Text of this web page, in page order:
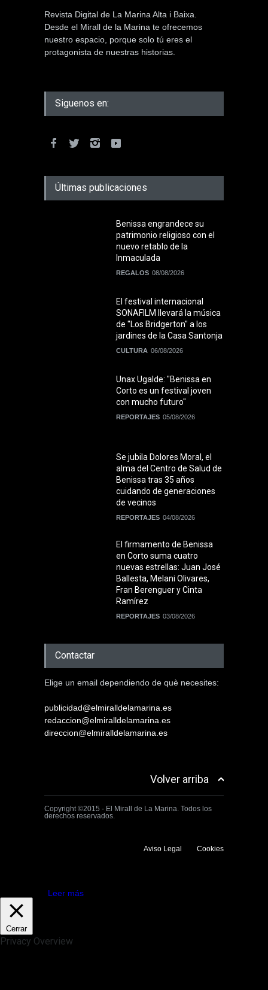
Revista Digital de La Marina Alta i Baixa.
Desde el Mirall de la Marina te ofrecemos
nuestro espacio, porque solo tú eres el
protagonista de nuestras historias.
Siguenos en:
Últimas publicaciones
Benissa engrandece su
patrimonio religioso con el
nuevo retablo de la
Inmaculada
REGALOS 08/08/2026
El festival internacional
SONAFILM llevará la música
de "Los Bridgerton" a los
jardines de la Casa Santonja
CULTURA 06/08/2026
Unax Ugalde: "Benissa en
Corto es un festival joven
con mucho futuro"
REPORTAJES 05/08/2026
Se jubila Dolores Moral, el
alma del Centro de Salud de
Benissa tras 35 años
cuidando de generaciones
de vecinos
REPORTAJES 04/08/2026
El firmamento de Benissa
en Corto suma cuatro
nuevas estrellas: Juan José
Ballesta, Melani Olivares,
Fran Berenguer y Cinta
Ramírez
REPORTAJES 03/08/2026
Contactar
Elige un email dependiendo de què necesites:
publicidad@elmiralldelamarina.es
redaccion@elmiralldelamarina.es
direccion@elmiralldelamarina.es
Volver arriba
Copyright ©2015 - El Mirall de La Marina. Todos los
derechos reservados.
Aviso Legal Cookies
Leer más
Cerrar
Privacy Overview